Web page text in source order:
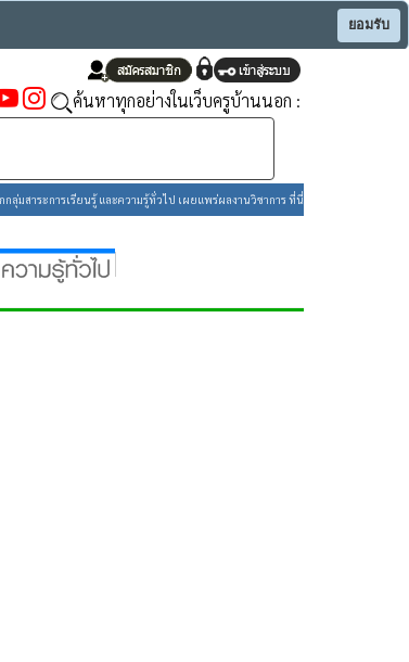
ยอมรับ
ค้นหาทุกอย่างในเว็บครูบ้านนอก :
ลุ่มสาระการเรียนรู้ และความรู้ทั่วไป เผยแพร่ผลงานวิชาการ ที่นี่